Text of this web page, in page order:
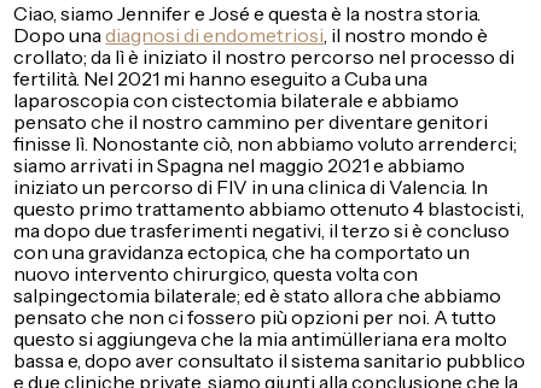
Ciao, siamo Jennifer e José e questa è la nostra storia.
Dopo unadiagnosi di endometriosi, il nostro mondo è
crollato; da lì è iniziato il nostro percorso nel processo di
fertilità. Nel 2021 mi hanno eseguito a Cuba una
laparoscopia con cistectomia bilaterale e abbiamo
pensato che il nostro cammino per diventare genitori
finisse lì. Nonostante ciò, non abbiamo voluto arrenderci;
siamo arrivati in Spagna nel maggio 2021 e abbiamo
iniziato un percorso di FIV in una clinica di Valencia. In
questo primo trattamento abbiamo ottenuto 4 blastocisti,
ma dopo due trasferimenti negativi, il terzo si è concluso
con una gravidanza ectopica, che ha comportato un
nuovo intervento chirurgico, questa volta con
salpingectomia bilaterale; ed è stato allora che abbiamo
pensato che non ci fossero più opzioni per noi. A tutto
questo si aggiungeva che la mia antimülleriana era molto
bassa e, dopo aver consultato il sistema sanitario pubblico
e due cliniche private, siamo giunti alla conclusione che la